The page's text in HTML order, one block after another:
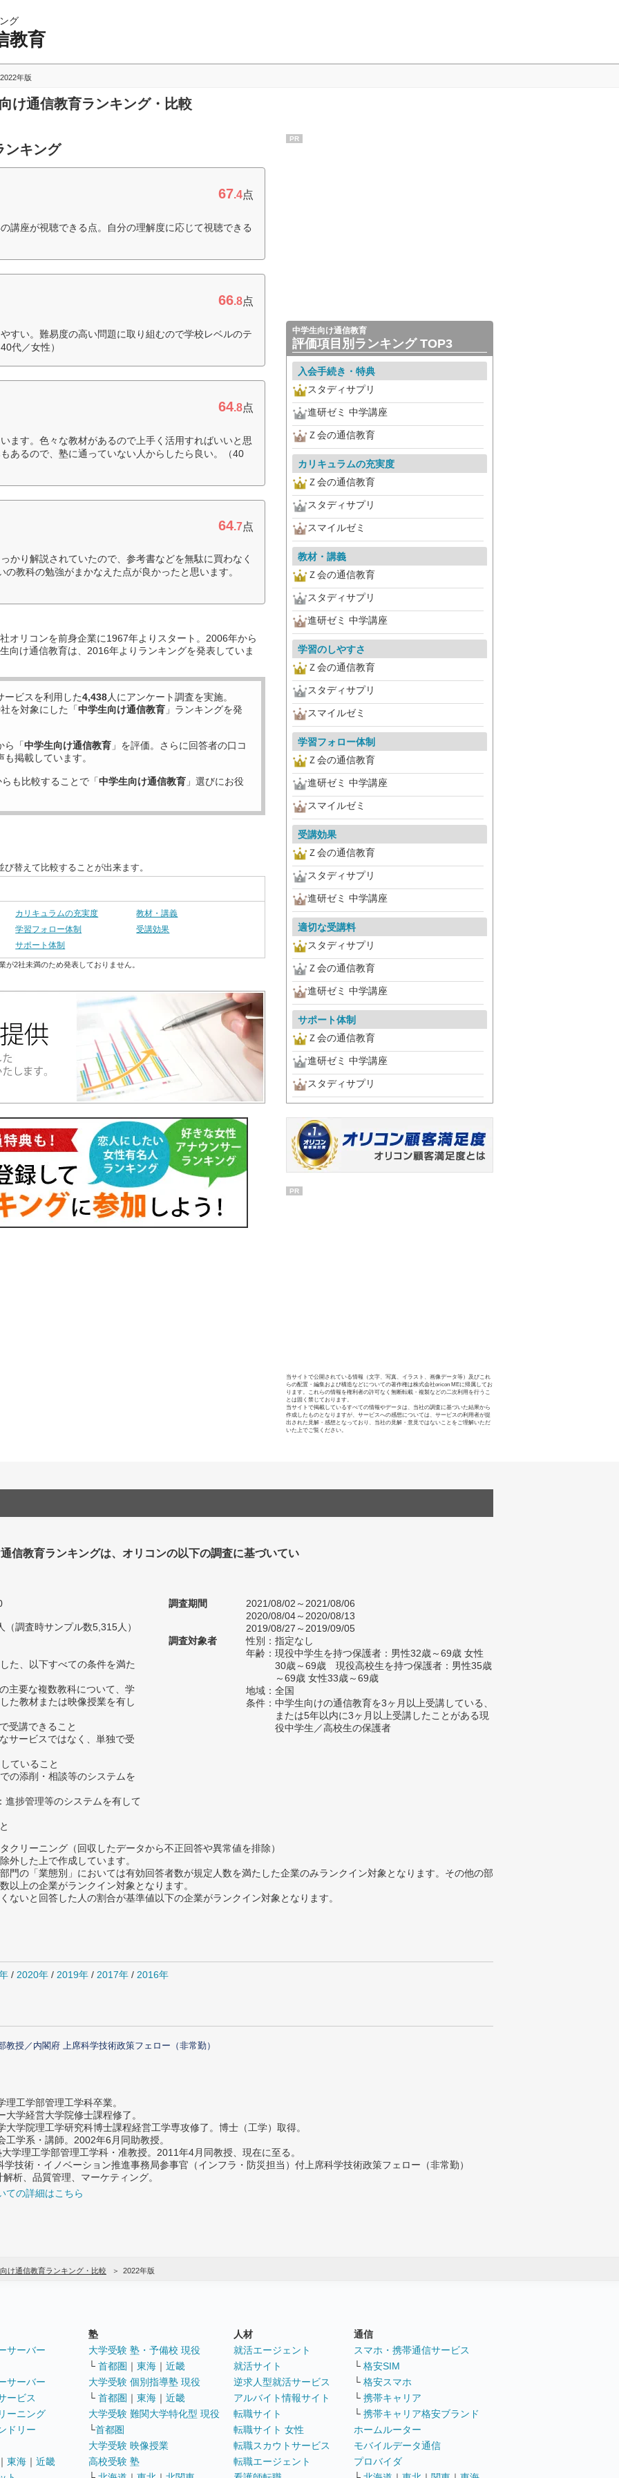
グ
教育
2022年版
け通信教育ランキング・比較
ンキング
67.4点
講座が視聴できる点。自分の理解度に応じて視聴できる
66.8点
すい。難易度の高い問題に取り組むので学校レベルのテ
代／女性）
64.8点
ます。色々な教材があるので上手く活用すればいいと思
あるので、塾に通っていない人からしたら良い。（40
64.7点
かり解説されていたので、参考書などを無駄に買わなく
教科の勉強がまかなえた点が良かったと思います。
オリコンを前身企業に1967年よりスタート。2006年から
向け通信教育は、2016年よりランキングを発表していま
ービスを利用した4,438人にアンケート調査を実施。
社を対象にした「中学生向け通信教育 」ランキングを発
ら「中学生向け通信教育 」を評価。さらに回答者の口コ
掲載しています。
も比較することで「中学生向け通信教育 」選びにお役
替えて比較することが出来ます。
カリキュラムの充実度
教材・講義
学習フォロー体制
受講効果
サポート体制
2社未満のため発表しておりません。
PR
中学生向け通信教育
評価項目別ランキング TOP3
入会手続き・特典
スタディサプリ
進研ゼミ 中学講座
Ｚ会の通信教育
カリキュラムの充実度
Ｚ会の通信教育
スタディサプリ
スマイルゼミ
教材・講義
Ｚ会の通信教育
スタディサプリ
進研ゼミ 中学講座
学習のしやすさ
Ｚ会の通信教育
スタディサプリ
スマイルゼミ
学習フォロー体制
Ｚ会の通信教育
進研ゼミ 中学講座
スマイルゼミ
受講効果
Ｚ会の通信教育
スタディサプリ
進研ゼミ 中学講座
適切な受講料
スタディサプリ
Ｚ会の通信教育
進研ゼミ 中学講座
サポート体制
Ｚ会の通信教育
進研ゼミ 中学講座
スタディサプリ
PR
当サイトで公開されている情報（文字、写真、イラスト、画像データ等）及びこれ
らの配置・編集および構造などについての著作権は株式会社oricon MEに帰属してお
ります。これらの情報を権利者の許可なく無断転載・複製などの二次利用を行うこ
とは固く禁じております。
当サイトで掲載しているすべての情報やデータは、当社の調査に基づいた結果から
作成したものとなりますが、サービスへの感想については、サービスの利用者が提
出された見解・感想となっており、当社の見解・意見ではないことをご理解いただ
いた上でご覧ください。
信教育ランキングは、オリコンの以下の調査に基づいてい
（調査時サンプル数5,315人）
た、以下すべての条件を満た
主要な複数教科について、学
た教材または映像授業を有し
受講できること
サービスではなく、単独で受
ていること
の添削・相談等のシステムを
進捗管理等のシステムを有して
調査期間
2021/08/02～2021/08/06
2020/08/04～2020/08/13
2019/08/27～2019/09/05
調査対象者
性別：指定なし
年齢：現役中学生を持つ保護者：男性32歳～69歳 女性
30歳～69歳 現役高校生を持つ保護者：男性35歳
～69歳 女性33歳～69歳
地域：全国
条件：中学生向けの通信教育を3ヶ月以上受講している、
または5年以内に3ヶ月以上受講したことがある現
役中学生／高校生の保護者
リーニング（回収したデータから不正回答や異常値を排除）
した上で作成しています。
門の「業態別」においては有効回答者数が規定人数を満たした企業のみランクイン対象となります。その他の部
以上の企業がランクイン対象となります。
いと回答した人の割合が基準値以下の企業がランクイン対象となります。
/ 2020年 / 2019年 / 2017年 / 2016年
教授／内閣府 上席科学技術政策フェロー（非常勤）
工学部管理工学科卒業。
学経営大学院修士課程修了。
大学院理工学研究科博士課程経営工学専攻修了。博士（工学）取得。
工学系・講師。2002年6月同助教授。
学理工学部管理工学科・准教授。2011年4月同教授、現在に至る。
技術・イノベーション推進事務局参事官（インフラ・防災担当）付上席科学技術政策フェロー（非常勤）
析、品質管理、マーケティング。
の詳細はこちら
け通信教育ランキング・比較 2022年版
サーバー
サーバー
ービス
ーニング
ドリー
東海 ｜ 近畿
塾
大学受験 塾・予備校 現役
└ 首都圏 ｜ 東海 ｜ 近畿
大学受験 個別指導塾 現役
└ 首都圏 ｜ 東海 ｜ 近畿
大学受験 難関大学特化型 現役
└首都圏
大学受験 映像授業
高校受験 塾
人材
就活エージェント
就活サイト
逆求人型就活サービス
アルバイト情報サイト
転職サイト
転職サイト 女性
転職スカウトサービス
転職エージェント
通信
スマホ・携帯通信サービス
└ 格安SIM
└ 格安スマホ
└ 携帯キャリア
└ 携帯キャリア格安ブランド
ホームルーター
モバイルデータ通信
プロバイダ